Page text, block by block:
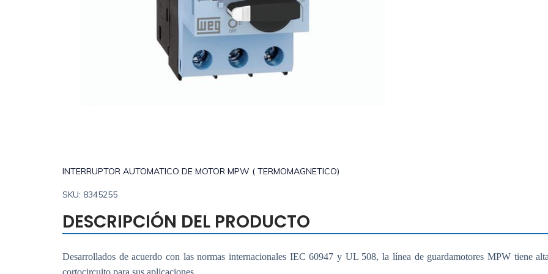
INTERRUPTOR AUTOMATICO DE MOTOR MPW ( TERMOMAGNETICO)
SKU: 8345255
DESCRIPCIÓN DEL PRODUCTO
Desarrollados de acuerdo con las normas internacionales IEC 60947 y UL 508, la línea de guardamotores MPW tiene
cortocircuito para sus aplicaciones.